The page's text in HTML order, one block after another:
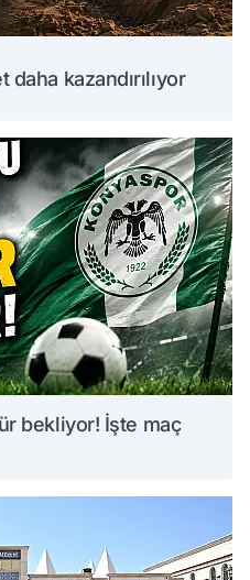
kazandırılıyor
bekliyor! İşte maç